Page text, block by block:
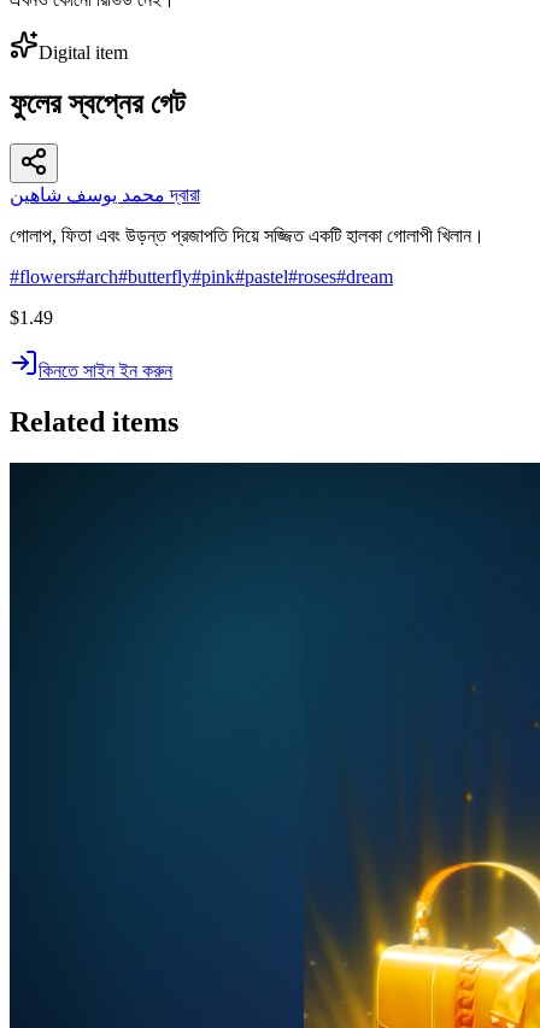
Digital item
ফুলের স্বপ্নের গেট
محمد يوسف شاهين দ্বারা
গোলাপ, ফিতা এবং উড়ন্ত প্রজাপতি দিয়ে সজ্জিত একটি হালকা গোলাপী খিলান।
#flowers#arch#butterfly#pink#pastel#roses#dream
$1.49
কিনতে সাইন ইন করুন
Related items